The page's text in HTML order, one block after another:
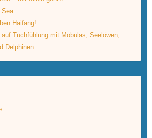
Sea
Haifang!
Tuchfühlung mit Mobulas, Seelöwen,
Delphinen